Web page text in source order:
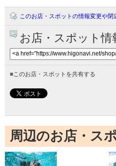
このお店・スポットの情報変更や閉
お店・スポット
■ このお店・スポットを共有する
周辺のお店・ス